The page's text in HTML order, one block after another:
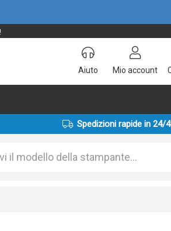
Aiuto Mio account
Spedizioni rapide in 24/